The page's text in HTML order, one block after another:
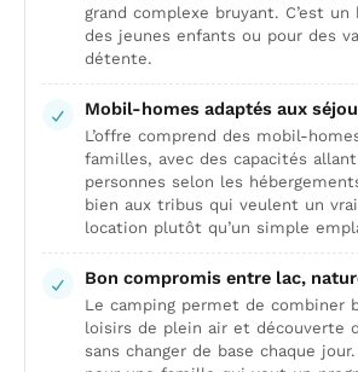
grand complexe bruyant. C’est un
des jeunes enfants ou pour des
détente.
Mobil-homes adaptés aux
L’offre comprend des mobil-
familles, avec des capacités allant
personnes selon les
bien aux tribus qui veulent un
location plutôt qu’un simple
Bon compromis entre lac,
Le camping permet de combiner
loisirs de plein air et découverte
sans changer de base chaque